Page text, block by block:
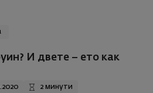
И двете – ето как
2 минути